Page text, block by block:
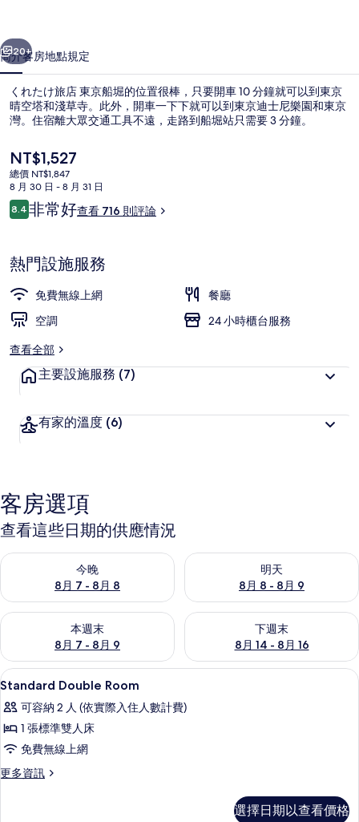
京
船
堀
的
相
片
集
個 下一個
20+
簡介客房地點規定
くれたけ旅店 東京船堀的位置很棒，只要開車 10 分鐘就可以到東京
晴空塔和淺草寺。此外，開車一下下就可以到東京迪士尼樂園和東京
灣。住宿離大眾交通工具不遠，走路到船堀站只需要 3 分鐘。
目
前
的
價
格
NT$1,527
總價 NT$1,847
8 月 30 日 - 8 月 31 日
評
論
8.48.4 分，滿分 10 分，
非常好查看 716 則評論
熱門設施服務
免費無線上網
餐廳
空調
24 小時櫃台服務
查看全部
主要設施服務 (7)
有家的溫度 (6)
客房選項
查看這些日期的供應情況
今晚
8月 7 - 8月 8
查看今晚 (8月 7 - 8月 8) 的供應情況
明天
8月 8 - 8月 9
查看明天 (8月 8 - 8月 9) 的供
本週末
8月 7 - 8月 9
查看本週末 (8月 7 - 8月 9) 的供應情況
下週末
8月 14 - 8月 16
查看下週末 (8月 14 - 8月 16)
顯
示
Standard
Double
Room
的
1
Standard Double Room
可容納 2 人 (依實際入住人數計費)
1 張標準雙人床
免費無線上網
更多資訊
更
選擇日期以查看價格